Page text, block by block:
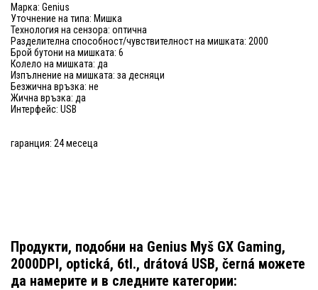
Марка: Genius
Уточнение на типа: Мишка
Технология на сензора: оптична
Разделителна способност/чувствителност на мишката: 2000
Брой бутони на мишката: 6
Колело на мишката: да
Изпълнение на мишката: за десняци
Безжична връзка: не
Жична връзка: да
Интерфейс: USB
гаранция: 24 месеца
Продукти, подобни на Genius Myš GX Gaming,
2000DPI, optická, 6tl., drátová USB, černá можете
да намерите и в следните категории: